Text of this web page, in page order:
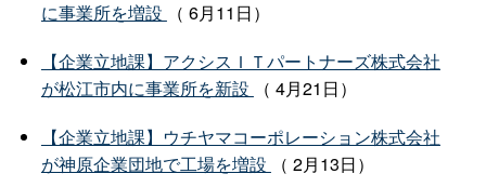
に事業所を増設
（ 6月11日）
【企業立地課】アクシスＩＴパートナーズ株式会社
が松江市内に事業所を新設
（ 4月21日）
【企業立地課】ウチヤマコーポレーション株式会社
が神原企業団地で工場を増設
（ 2月13日）